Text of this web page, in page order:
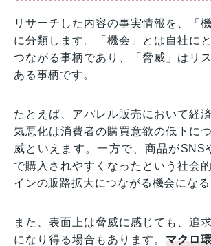
リサーチした内容の事実情報を、「
に分類します。「機会」とは自社に
つながる事柄であり、「脅威」はリ
ある事柄です。
たとえば、アパレル販売において経
気悪化は消費者の購買意欲の低下に
威といえます。一方で、商品がSNS
で購入されやすくなったという社会
インの販路拡大につながる機会になる
また、表面上は脅威に感じても、追
になり得る場合もあります。マクロ